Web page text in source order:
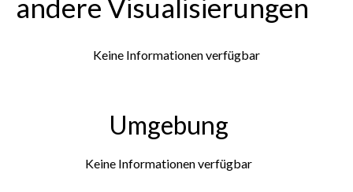
andere Visualisierungen
Keine Informationen verfügbar
Umgebung
Keine Informationen verfügbar